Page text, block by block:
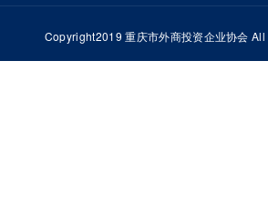
Copyright2019 重庆市外商投资企业协会